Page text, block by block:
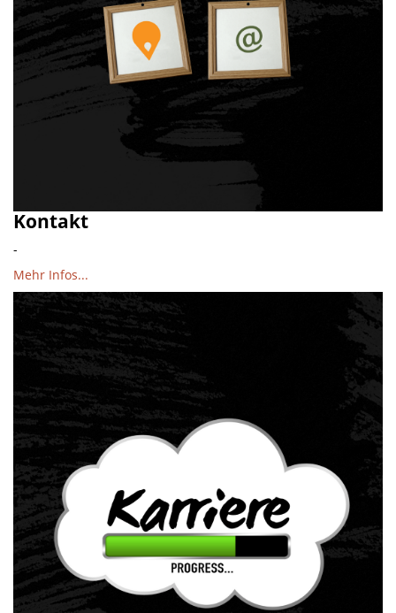
Kontakt
-
Mehr Infos...